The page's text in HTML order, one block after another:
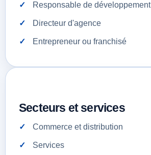
Responsable de développement
Directeur d'agence
Entrepreneur ou franchisé
Secteurs et services
Commerce et distribution
Services